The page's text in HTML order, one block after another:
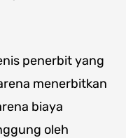
penerbit yang
menerbitkan
biaya
oleh